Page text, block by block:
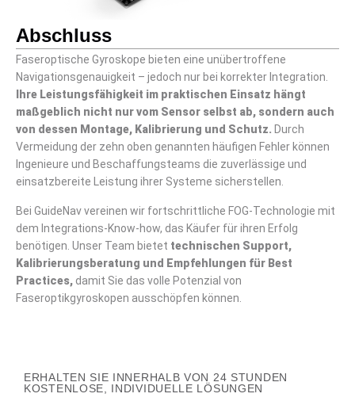
Abschluss
Faseroptische Gyroskope bieten eine unübertroffene
Navigationsgenauigkeit – jedoch nur bei korrekter Integration.
Ihre Leistungsfähigkeit im praktischen Einsatz hängt
maßgeblich nicht nur vom Sensor selbst ab, sondern auch
von dessen Montage, Kalibrierung und Schutz. Durch
Vermeidung der zehn oben genannten häufigen Fehler können
Ingenieure und Beschaffungsteams die zuverlässige und
einsatzbereite Leistung ihrer Systeme sicherstellen.
Bei GuideNav vereinen wir fortschrittliche FOG-Technologie mit
dem Integrations-Know-how, das Käufer für ihren Erfolg
benötigen. Unser Team bietet technischen Support,
Kalibrierungsberatung und Empfehlungen für Best
Practices, damit Sie das volle Potenzial von
Faseroptikgyroskopen ausschöpfen können.
ERHALTEN SIE INNERHALB VON 24 STUNDEN
KOSTENLOSE, INDIVIDUELLE LÖSUNGEN